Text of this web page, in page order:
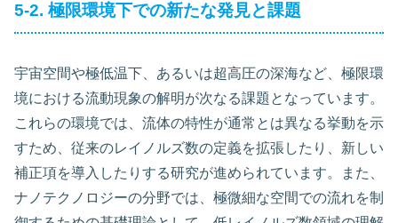
5-2. 極限環境下での新たな発見と課題
宇宙空間や極低温下、あるいは超高圧の深海など、極限環
境における流動現象の解明が次なる課題となっています。
これらの環境では、流体の特性が通常とは異なる挙動を示
すため、従来のレイノルズ数の定義を拡張したり、新しい
補正項を導入したりする研究が進められています。また、
ナノテクノロジーの分野では、極微細な空間での流れを制